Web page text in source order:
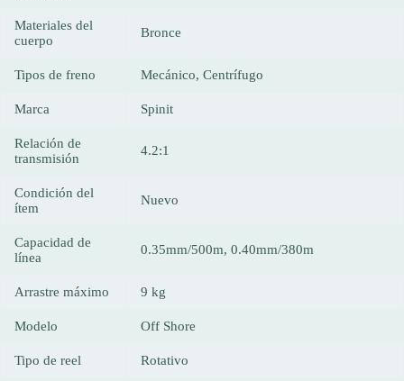
Materiales del
cuerpo
Bronce
Tipos de freno Mecánico, Centrífugo
Marca Spinit
Relación de
transmisión
4.2:1
Condición del
ítem
Nuevo
Capacidad de
línea
0.35mm/500m, 0.40mm/380m
Arrastre máximo 9 kg
Modelo Off Shore
Tipo de reel Rotativo